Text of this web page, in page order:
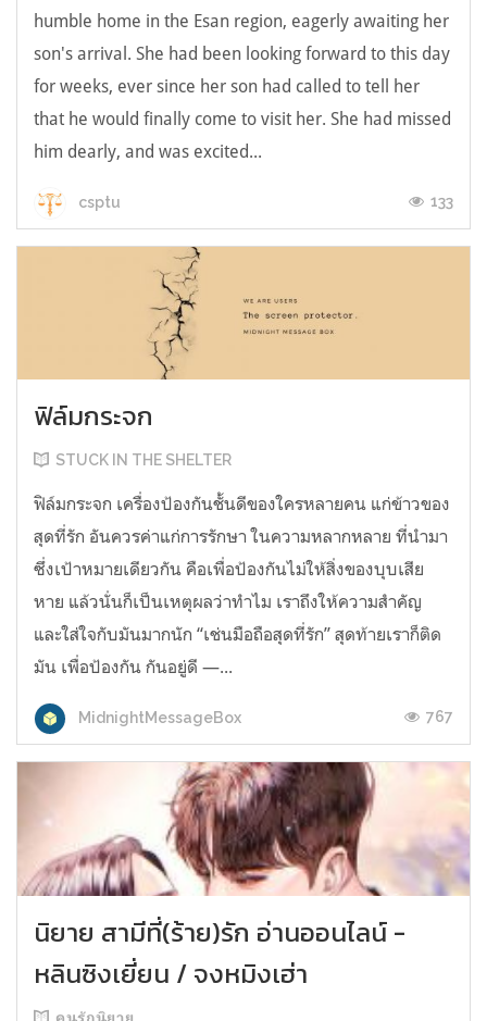
humble home in the Esan region, eagerly awaiting her
son's arrival. She had been looking forward to this day
for weeks, ever since her son had called to tell her
that he would finally come to visit her. She had missed
him dearly, and was excited...
csptu 133
ฟิล์มกระจก
STUCK IN THE SHELTER
ฟิล์มกระจก เครื่องป้องกันชั้นดีของใครหลายคน แก่ข้าวของ
สุดที่รัก อันควรค่าแก่การรักษา ในความหลากหลาย ที่นำมา
ซึ่งเป้าหมายเดียวกัน คือเพื่อป้องกันไม่ให้สิ่งของบุบเสีย
หาย แล้วนั่นก็เป็นเหตุผลว่าทำไม เราถึงให้ความสำคัญ
และใส่ใจกับมันมากนัก “เช่นมือถือสุดที่รัก” สุดท้ายเราก็ติด
มัน เพื่อป้องกัน กันอยู่ดี —...
MidnightMessageBox 767
นิยาย สามีที่(ร้าย)รัก อ่านออนไลน์ -
หลินซิงเยี่ยน / จงหมิงเฮ่า
คนรักนิยาย